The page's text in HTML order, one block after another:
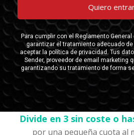
Divide en 3 sin coste o
por una pequeña cuota al